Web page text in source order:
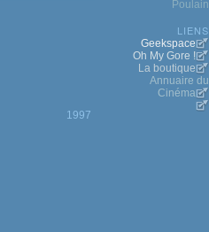
1997
Poulain
LIENS
Geekspace
Oh My Gore !
La boutique
Annuaire du
Cinéma